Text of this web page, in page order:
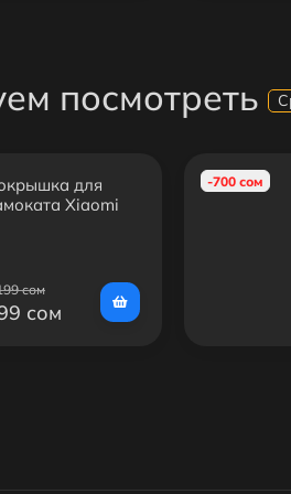
посмотреть
для
Xiaomi
сом
сом
-700 сом